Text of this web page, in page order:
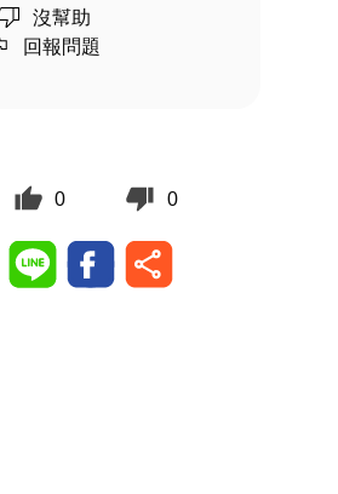
沒幫助
回報問題
0 0